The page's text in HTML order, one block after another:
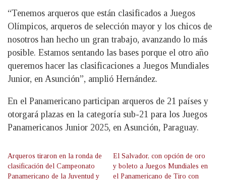
“Tenemos arqueros que están clasificados a Juegos
Olímpicos, arqueros de selección mayor y los chicos de
nosotros han hecho un gran trabajo, avanzando lo más
posible. Estamos sentando las bases porque el otro año
queremos hacer las clasificaciones a Juegos Mundiales
Junior, en Asunción”, amplió Hernández.
En el Panamericano participan arqueros de 21 países y
otorgará plazas en la categoría sub-21 para los Juegos
Panamericanos Junior 2025, en Asunción, Paraguay.
Arqueros tiraron en la ronda de
clasificación del Campeonato
Panamericano de la Juventud y
El Salvador, con opción de oro
y boleto a Juegos Mundiales en
el Panamericano de Tiro con